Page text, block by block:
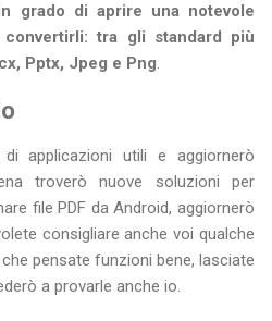
grado di aprire una notevole
tra gli standard più
Pptx, Jpeg e Png.
applicazioni utili e aggiornerò
troverò nuove soluzioni per
file PDF da Android, aggiornerò
consigliare anche voi qualche
pensate funzioni bene, lasciate
a provarle anche io.